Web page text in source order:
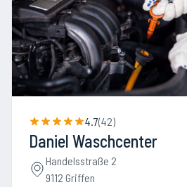
4.7(42)
Daniel Waschcenter
Handelsstraße 2
9112 Griffen